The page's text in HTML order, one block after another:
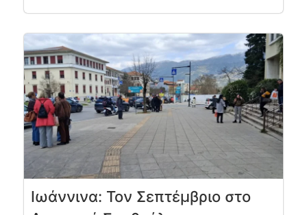
Ιωάννινα: Τον Σεπτέμβριο στο